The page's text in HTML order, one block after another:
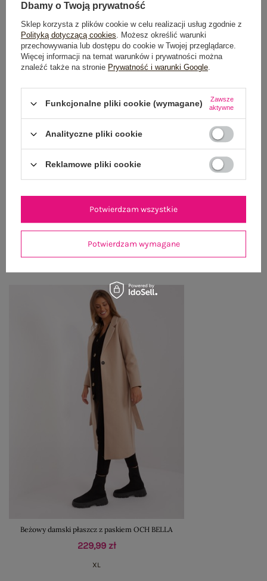
Wysyłka wponiedziałek
100 dni na zwrot
GŁÓWNE PARAMETRY
OPINIE O PRODUKCIE (6)
WYSYŁKA I DOSTAWA
OSTATNIO OGLĄDANE
Zobacz wszystko
Beżowy damski płaszcz z paskiem OCH BELLA
229,99 zł
XL
Dbamy o Twoją prywatność
Sklep korzysta z plików cookie w celu realizacji usług zgodnie z
Polityką dotyczącą cookies. Możesz określić warunki
przechowywania lub dostępu do cookie w Twojej przeglądarce.
Więcej informacji na temat warunków i prywatności można
znaleźć także na stronie Prywatność i warunki Google.
Funkcjonalne pliki cookie (wymagane)
Zawsze
aktywne
Analityczne pliki cookie
Reklamowe pliki cookie
Potwierdzam wymagane
Potwierdzam wszystkie